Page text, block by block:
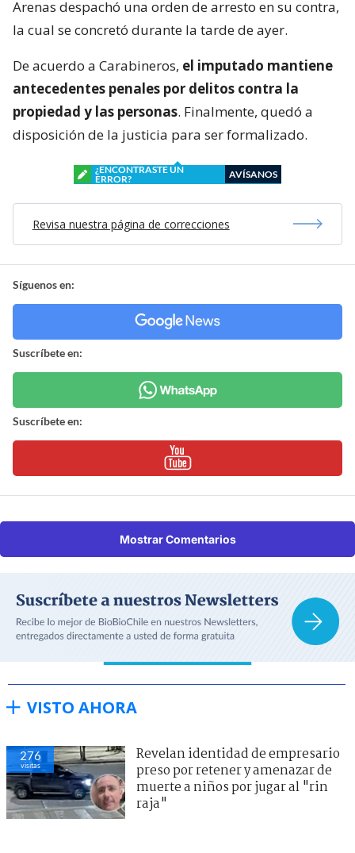
Arenas despachó una orden de arresto en su contra,
la cual se concretó durante la tarde de ayer.
De acuerdo a Carabineros, el imputado mantiene
antecedentes penales por delitos contra la
propiedad y las personas. Finalmente, quedó a
disposición de la justicia para ser formalizado.
¿ENCONTRASTE UN
ERROR?
AVÍSANOS
Revisa nuestra página de correcciones
Síguenos en:
Suscríbete en:
Suscríbete en:
Mostrar Comentarios
VISTO AHORA
276
visitas
Revelan identidad de empresario
preso por retener y amenazar de
muerte a niños por jugar al "rin
raja"